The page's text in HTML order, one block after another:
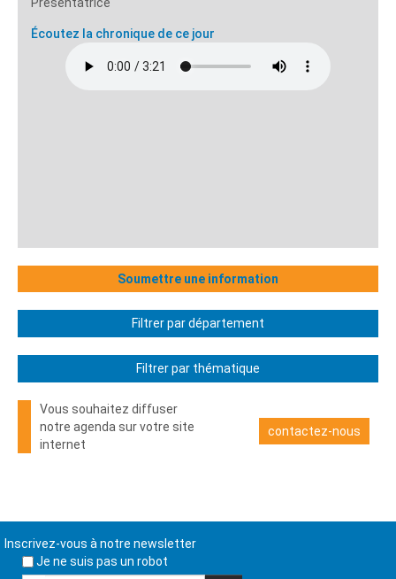
Écoutez la chronique de ce jour
Soumettre une information
Filtrer par département
Filtrer par thématique
Vous souhaitez diffuser
notre agenda sur votre site
internet
contactez-nous
Inscrivez-vous à notre newsletter
Je ne suis pas un robot